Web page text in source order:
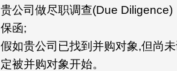
贵公司做尽职调查(Due
保函;
假如贵公司已找到并购对象,但尚
定被并购对象开始。